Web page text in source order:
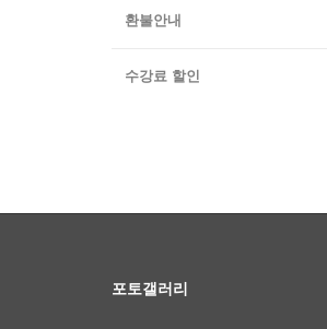
환불안내
수강료 할인
포토갤러리